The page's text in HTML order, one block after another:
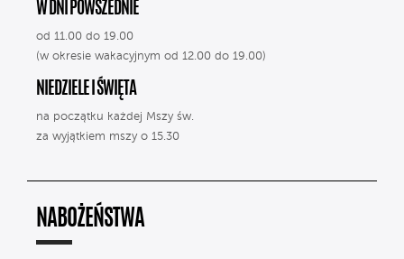
W DNI POWSZEDNIE
od 11.00 do 19.00
(w okresie wakacyjnym od 12.00 do 19.00)
NIEDZIELE I ŚWIĘTA
na początku każdej Mszy św.
za wyjątkiem mszy o 15.30
NABOŻEŃSTWA